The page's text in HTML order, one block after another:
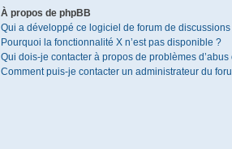
À propos de phpBB
Qui a développé ce logiciel de forum de discussions
Pourquoi la fonctionnalité X n’est pas disponible ?
Qui dois-je contacter à propos de problèmes
Comment puis-je contacter un administrateur du